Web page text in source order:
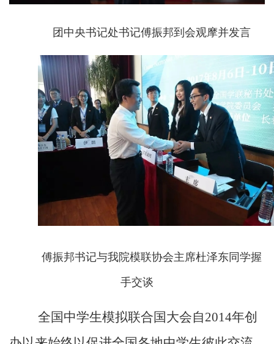
团中央书记处书记傅振邦到会观摩并发言
傅振邦书记与我院模联协会主席杜泽东同学握
手交谈
全国中学生模拟联合国大会自2014年创